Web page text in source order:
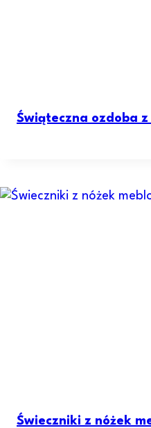
Świąteczna ozdoba
Świeczniki z nóżek